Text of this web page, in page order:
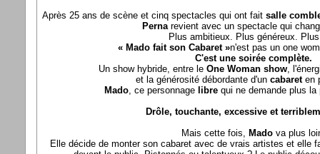
Après 25 ans de scène et cinq spectacles qui ont fait salle
Pernarevient avec un spectacle qui
Plus ambitieux. Plus généreux.
« Mado fait son Cabaret »n'est pas un one
C'est une soirée complète.
Un show hybride, entre le One Woman show,
et la générosité débordante d'un cabaret en
Mado, ce personnage librequi ne demande plus la
Drôle, touchante, excessive et
Mais cette fois, Mado va plus
Elle décide de monter son cabaret avec de vrais artistes et elle